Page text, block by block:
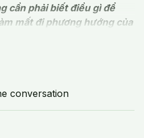
cần phải biết điều gì để
mất đi phương hướng của
conversation